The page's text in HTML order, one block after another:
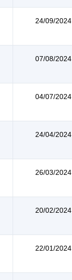
24/09/2024
07/08/2024
04/07/2024
24/04/2024
26/03/2024
20/02/2024
22/01/2024